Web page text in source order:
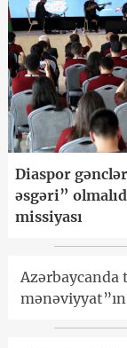
Diaspor
əsgəri”
missiyası